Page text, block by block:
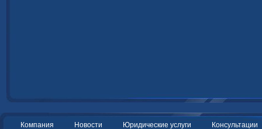
Компания Новости Юридические услуги Консультации